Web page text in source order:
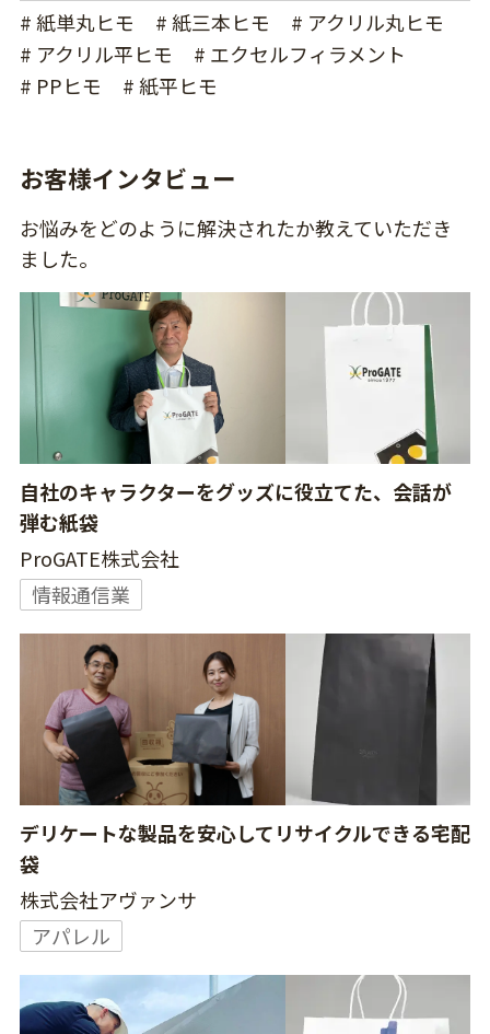
# 紙単丸ヒモ
# 紙三本ヒモ
# アクリル丸ヒモ
# アクリル平ヒモ
# エクセルフィラメント
# PPヒモ
# 紙平ヒモ
お客様インタビュー
お悩みをどのように解決されたか教えていただき
ました。
自社のキャラクターをグッズに役立てた、会話が
弾む紙袋
ProGATE株式会社
情報通信業
デリケートな製品を安心してリサイクルできる宅配
袋
株式会社アヴァンサ
アパレル